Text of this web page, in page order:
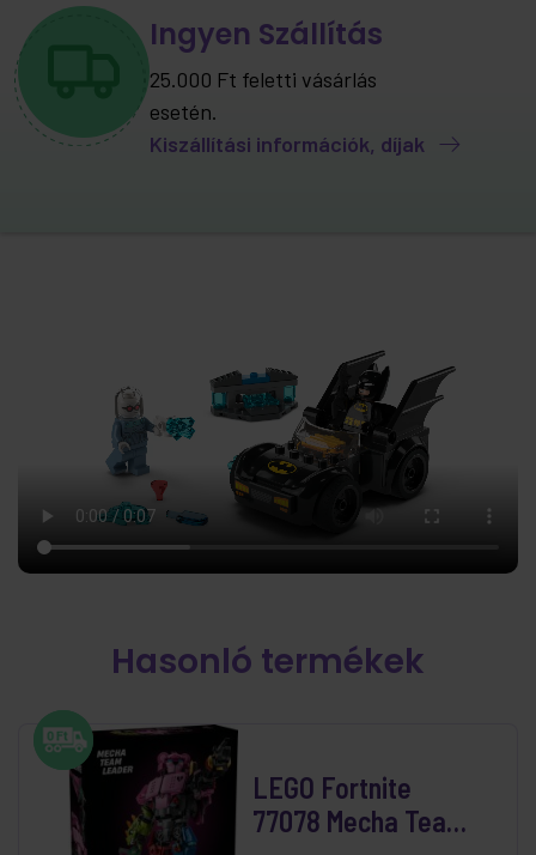
Ingyen Szállítás
25.000 Ft feletti vásárlás
esetén.
Kiszállítási információk, díjak
Hasonló termékek
LEGO Fortnite
77078 Mecha Team